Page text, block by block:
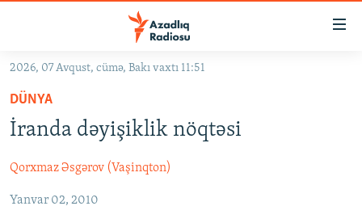
Əsas
qayıt
Əsas
qayıt
keç
#İZAHLA
KORRUPSIOMETR
#ƏSLINDƏ
FƏRQƏ BAX
2026, 07 Avqust, cümə, Bakı vaxtı 11:51
DÜNYA
İranda dəyişiklik nöqtəsi
Qorxmaz Əsgərov (Vaşinqton)
Yanvar 02, 2010